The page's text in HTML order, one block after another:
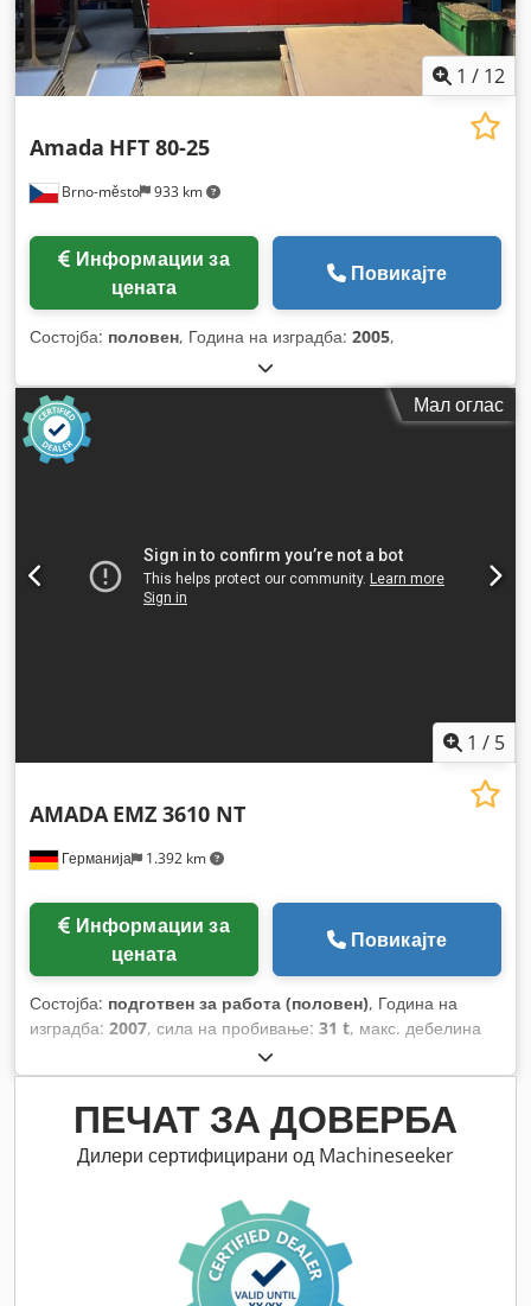
1 / 12
Brno-město 933 km
Amada HFT 80-25
цената
Повикајте
Состојба: половен, Година на изградба: 2005,
Мал оглас
1 / 5
Германија 1.392 km
AMADA EMZ 3610 NT
цената
Повикајте
Состојба: подготвен за работа (половен), Година на
изградба: 2007, сила на пробивање: 31 t, макс. дебелина
, растојание на движење на Х-оската:
мм, движење по оската Y:1.525 мм, вкупна тежина:21.000
, оптоварување на масата: 160 кг, број на оски:2
ПЕЧАТ ЗА ДОВЕРБА
Дилери сертифицирани од Machineseeker